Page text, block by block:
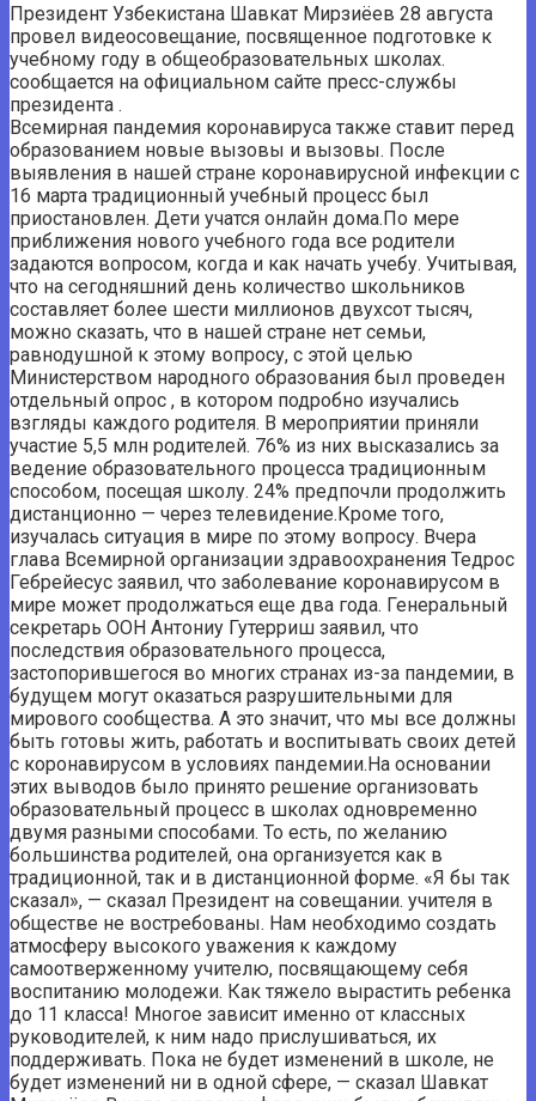
Президент Узбекистана Шавкат Мирзиёев 28 августа
провел видеосовещание, посвященное подготовке к
учебному году в общеобразовательных школах.
сообщается на официальном сайте пресс-службы
президента .
Всемирная пандемия коронавируса также ставит перед
образованием новые вызовы и вызовы. После
выявления в нашей стране коронавирусной инфекции с
16 марта традиционный учебный процесс был
приостановлен. Дети учатся онлайн дома.По мере
приближения нового учебного года все родители
задаются вопросом, когда и как начать учебу. Учитывая,
что на сегодняшний день количество школьников
составляет более шести миллионов двухсот тысяч,
можно сказать, что в нашей стране нет семьи,
равнодушной к этому вопросу, с этой целью
Министерством народного образования был проведен
отдельный опрос , в котором подробно изучались
взгляды каждого родителя. В мероприятии приняли
участие 5,5 млн родителей. 76% из них высказались за
ведение образовательного процесса традиционным
способом, посещая школу. 24% предпочли продолжить
дистанционно — через телевидение.Кроме того,
изучалась ситуация в мире по этому вопросу. Вчера
глава Всемирной организации здравоохранения Тедрос
Гебрейесус заявил, что заболевание коронавирусом в
мире может продолжаться еще два года. Генеральный
секретарь ООН Антониу Гутерриш заявил, что
последствия образовательного процесса,
застопорившегося во многих странах из-за пандемии, в
будущем могут оказаться разрушительными для
мирового сообщества. А это значит, что мы все должны
быть готовы жить, работать и воспитывать своих детей
с коронавирусом в условиях пандемии.На основании
этих выводов было принято решение организовать
образовательный процесс в школах одновременно
двумя разными способами. То есть, по желанию
большинства родителей, она организуется как в
традиционной, так и в дистанционной форме. «Я бы так
сказал», — сказал Президент на совещании. учителя в
обществе не востребованы. Нам необходимо создать
атмосферу высокого уважения к каждому
самоотверженному учителю, посвящающему себя
воспитанию молодежи. Как тяжело вырастить ребенка
до 11 класса! Многое зависит именно от классных
руководителей, к ним надо прислушиваться, их
поддерживать. Пока не будет изменений в школе, не
будет изменений ни в одной сфере, — сказал Шавкат